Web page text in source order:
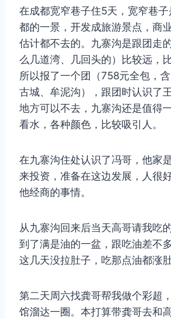
在成都宽窄巷子住5天，宽窄巷
都的一景，开发成旅游景点，商
估计都不去的。九寨沟是跟团走
么几道湾、几回头的）比较远，
所以报了一个团（758元全包，
古城、牟泥沟），跟团时认识了
地方可以不去，九寨沟还是值得
看水，各种颜色，比较吸引人。
在九寨沟住处认识了冯哥，他家
来投资，准备在这边发展，人很
他经商的事情。
从九寨沟回来后当天高哥请我吃
到了满是油的一盆，跟吃油差不
这几天没拉肚子，吃那点油都涨肚
第二天周六找龚哥帮我做个彩超
馆溜达一圈。本打算带龚哥去和